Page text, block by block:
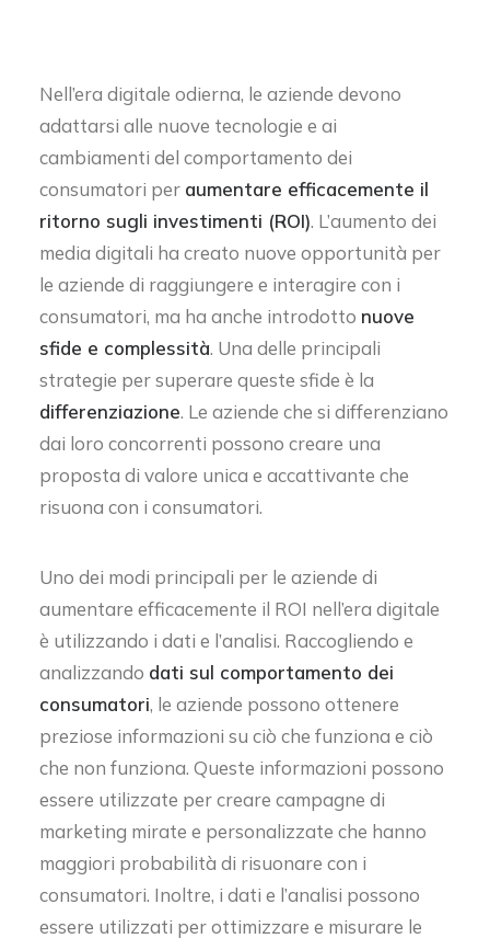
Nell’era digitale odierna, le aziende devono
adattarsi alle nuove tecnologie e ai
cambiamenti del comportamento dei
consumatori per aumentare efficacemente il
ritorno sugli investimenti (ROI). L’aumento dei
media digitali ha creato nuove opportunità per
le aziende di raggiungere e interagire con i
consumatori, ma ha anche introdotto nuove
sfide e complessità. Una delle principali
strategie per superare queste sfide è la
differenziazione. Le aziende che si differenziano
dai loro concorrenti possono creare una
proposta di valore unica e accattivante che
risuona con i consumatori.
Uno dei modi principali per le aziende di
aumentare efficacemente il ROI nell’era digitale
è utilizzando i dati e l’analisi. Raccogliendo e
analizzando dati sul comportamento dei
consumatori, le aziende possono ottenere
preziose informazioni su ciò che funziona e ciò
che non funziona. Queste informazioni possono
essere utilizzate per creare campagne di
marketing mirate e personalizzate che hanno
maggiori probabilità di risuonare con i
consumatori. Inoltre, i dati e l’analisi possono
essere utilizzati per ottimizzare e misurare le